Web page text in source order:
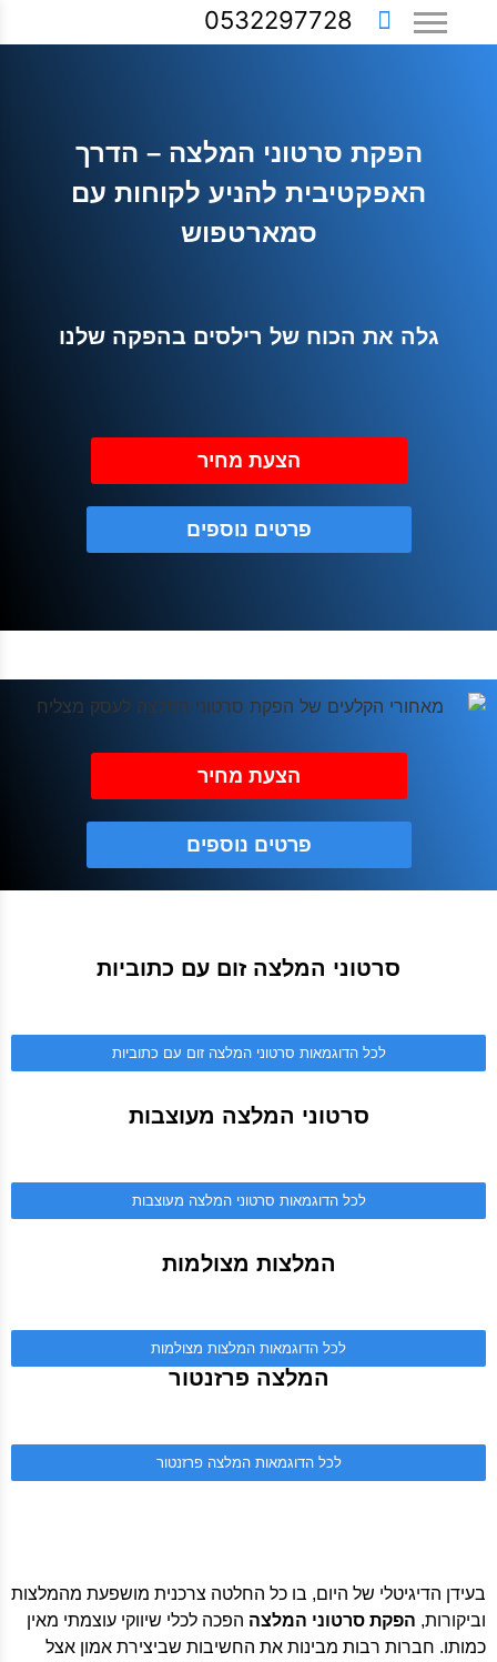
0532297728
הפקת סרטוני המלצה – הדרך
האפקטיבית להניע לקוחות עם
סמארטפוש
גלה את הכוח של רילסים בהפקה שלנו
הצעת מחיר
פרטים נוספים
הצעת מחיר
פרטים נוספים
סרטוני המלצה זום עם כתוביות
לכל הדוגמאות סרטוני המלצה זום עם כתוביות
סרטוני המלצה מעוצבות
לכל הדוגמאות סרטוני המלצה מעוצבות
המלצות מצולמות
לכל הדוגמאות המלצות מצולמות
המלצה פרזנטור
לכל הדוגמאות המלצה פרזנטור
בעידן הדיגיטלי של היום, בו כל החלטה צרכנית מושפעת מהמלצות
וביקורות, הפקת סרטוני המלצה הפכה לכלי שיווקי עוצמתי מאין
כמותו. חברות רבות מבינות את החשיבות שביצירת אמון אצל